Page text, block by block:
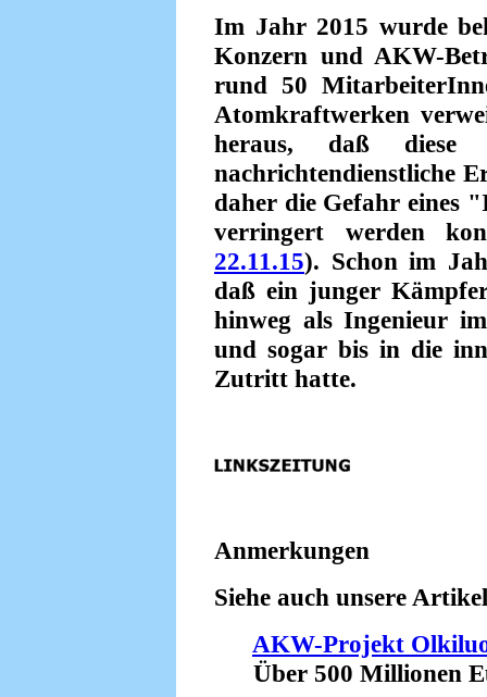
Im Jahr 2015 wurde
Konzern und AKW-
rund 50
Atomkraftwerken
heraus, daß diese
nachrichtendienstliche
daher die Gefahr eines
verringert werden
22.11.15). Schon im
daß ein junger
hinweg als Ingenieur
und sogar bis in die
Zutritt hatte.
Anmerkungen
Siehe auch unsere
AKW-Projekt
Über 500 Millionen